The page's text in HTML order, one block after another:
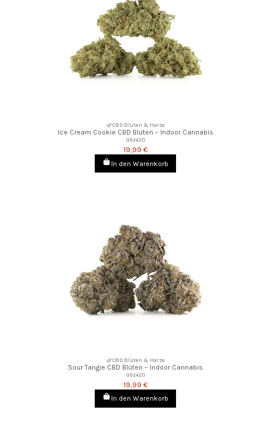
🌿CBD Blüten & Harze
Ice Cream Cookie CBD Blüten – Indoor Cannabis
Gbz420
19,99 €
In den Warenkorb
🌿CBD Blüten & Harze
Sour Tangie CBD Blüten – Indoor Cannabis
Gbz420
19,99 €
In den Warenkorb